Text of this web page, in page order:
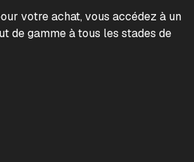
votre achat, vous accédez à un
de gamme à tous les stades de